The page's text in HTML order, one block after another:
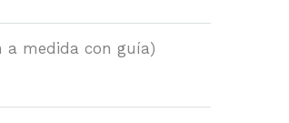
a medida con guía)